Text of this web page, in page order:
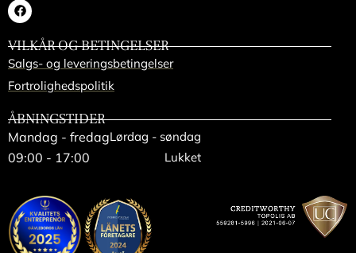
VILKÅR OG BETINGELSER
Salgs- og leveringsbetingelser
Fortrolighedspolitik
ÅBNINGSTIDER
Mandag - fredag
09:00 - 17:00
Lørdag - søndag
Lukket